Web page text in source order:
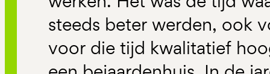
steeds beter werden, ook
voor die tijd kwalitatief